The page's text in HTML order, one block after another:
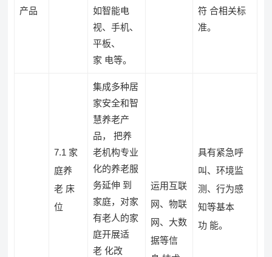
产品
如智能电
视、手机、
平板、
家 电等。
符 合相关标
准。
7.1 家
庭养
老 床
位
集成多种居
家安全和智
慧养老产
品， 把养
老机构专业
化的养老服
务延伸 到
家庭，对家
有老人的家
庭开展适
老 化改
运用互联
网、物联
网、大数
据等信
具有紧急呼
叫、环境监
测、行为感
知等基本
功 能。